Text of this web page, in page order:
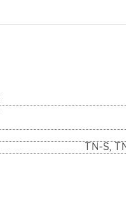
TN-S,